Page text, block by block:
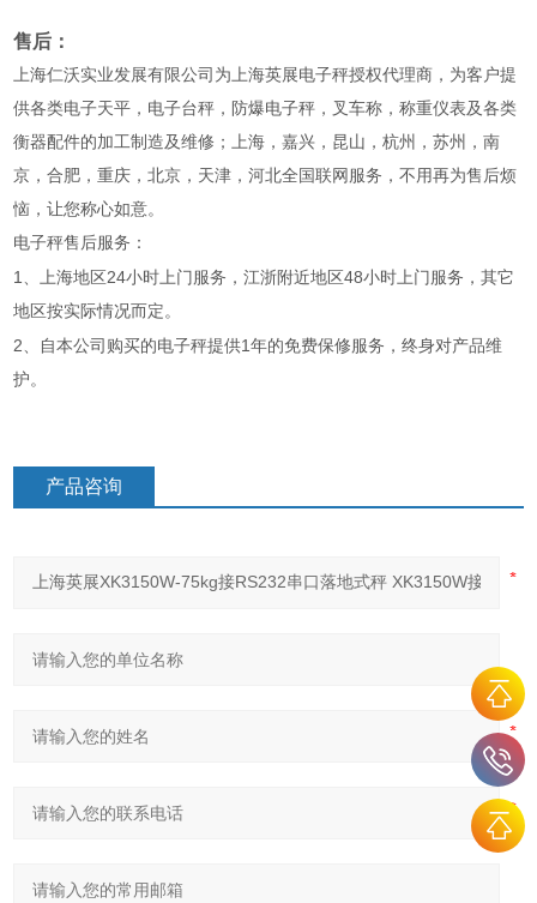
售后：
上海仁沃实业发展有限公司为上海英展电子秤授权代理商，为客户提
供各类电子天平，电子台秤，防爆电子秤，叉车称，称重仪表及各类
衡器配件的加工制造及维修；上海，嘉兴，昆山，杭州，苏州，南
京，合肥，重庆，北京，天津，河北全国联网服务，不用再为售后烦
恼，让您称心如意。
电子秤售后服务：
1 、上海地区24小时上门服务，江浙附近地区48小时上门服务，其它
地区按实际情况而定。
2、自本公司购买的电子秤提供1年的免费保修服务，终身对产品维
护。
产品咨询